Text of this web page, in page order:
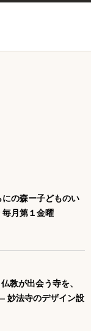
の森ー子どものい
月第１金曜
教が出会う寺を、
妙法寺のデザイン設